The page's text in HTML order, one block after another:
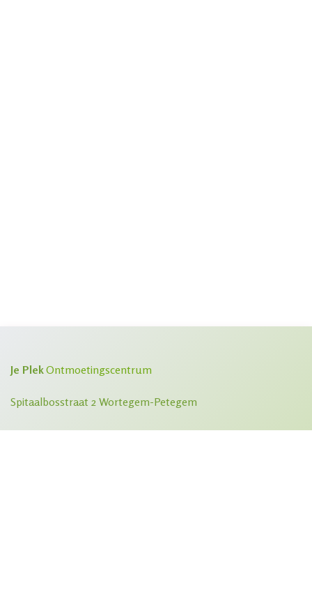
Je PlekOntmoetingscentrum
Spitaalbosstraat 2 Wortegem-Petegem